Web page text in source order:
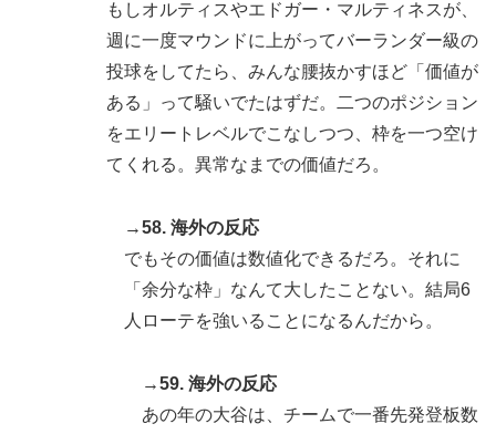
もしオルティスやエドガー・マルティネスが、
週に一度マウンドに上がってバーランダー級の
投球をしてたら、みんな腰抜かすほど「価値が
ある」って騒いでたはずだ。二つのポジション
をエリートレベルでこなしつつ、枠を一つ空け
てくれる。異常なまでの価値だろ。
→58. 海外の反応
でもその価値は数値化できるだろ。それに
「余分な枠」なんて大したことない。結局6
人ローテを強いることになるんだから。
→59. 海外の反応
あの年の大谷は、チームで一番先発登板数